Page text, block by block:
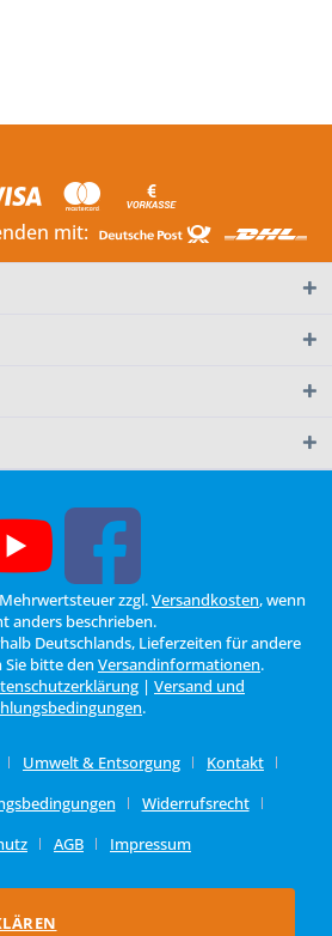
mit:
zzgl.Versandkosten, wenn
anders beschrieben.
Deutschlands, Lieferzeiten für andere
bitte den Versandinformationen.
| Versand und
.
Umwelt & Entsorgung
Kontakt
Widerrufsrecht
AGB Impressum